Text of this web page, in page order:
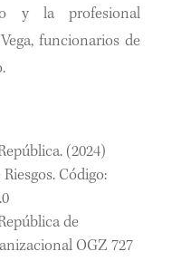
y la profesional
funcionarios de
(2024)
Código:
de
OGZ 727